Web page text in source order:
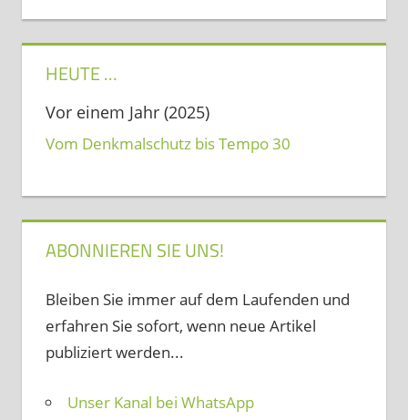
HEUTE …
Vor einem Jahr (2025)
Vom Denkmalschutz bis Tempo 30
ABONNIEREN SIE UNS!
Bleiben Sie immer auf dem Laufenden und
erfahren Sie sofort, wenn neue Artikel
publiziert werden...
Unser Kanal bei WhatsApp